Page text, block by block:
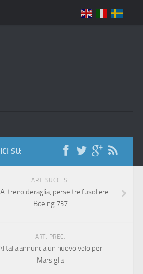
SU:
ART. SUCCES.
treno deraglia, perse tre fusoliere
Boeing 737
ART. PREC.
annuncia un nuovo volo per
Marsiglia